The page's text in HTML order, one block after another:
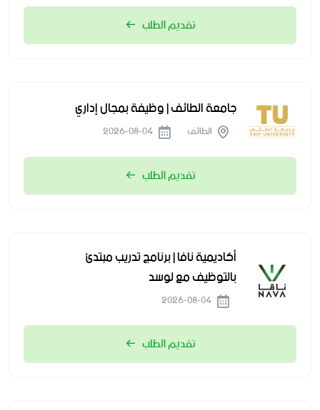
تقديم الطلب
جامعة الطائف | وظيفة بمجال إداري
الطائف
تقديم الطلب
أكاديمية نافا | برنامج تدريب مبتدئ
بالتوظيف مع لوسد
تقديم الطلب